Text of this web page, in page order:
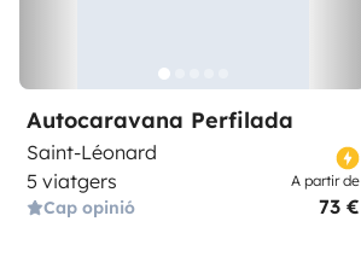
Autocaravana Perfilada
Saint-Léonard
5 viatgers
Cap opinió
A partir de
73 €